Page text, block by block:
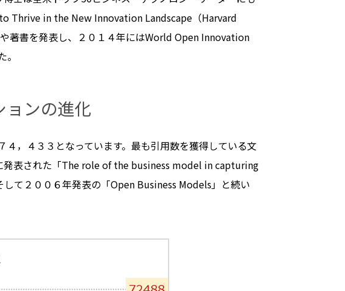
Thrive in the New Innovation Landscape（Harvard
著書を発表し、２０１４年にはWorld Open Innovation
ョンの進化
，４３３となっています。最も引用数を獲得している文
発表された「The role of the business model in capturing
て２００６年発表の「Open Business Models」と続い